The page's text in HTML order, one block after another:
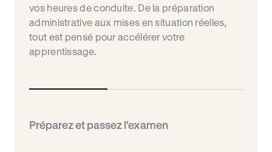
vos heures de conduite. De la préparation
administrative aux mises en situation réelles,
tout est pensé pour accélérer votre
apprentissage.
Préparez et passez l’examen